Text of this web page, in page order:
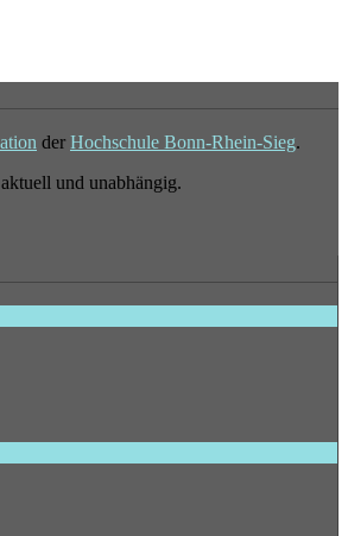
der Hochschule Bonn-Rhein-Sieg.
und unabhängig.